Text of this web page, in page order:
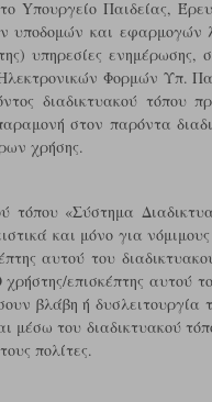
Yπουργείο Παιδείας,
υποδομών και εφαρμογών
υπηρεσίες
Φορμών Υπ.
διαδικτυακού
στον παρόντα
χρήσης.
τόπου «Σύστημα
και μόνο για
αυτού του
επισκέπτης αυτού
βλάβη ή
μέσω του διαδικτυακού
πολίτες.